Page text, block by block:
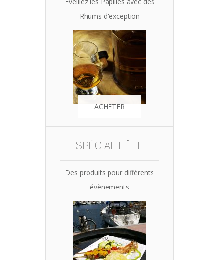
Eveillez les Papilles avec des
Rhums d'exception
ACHETER
SPÉCIAL FÊTE
Des produits pour différents
évènements